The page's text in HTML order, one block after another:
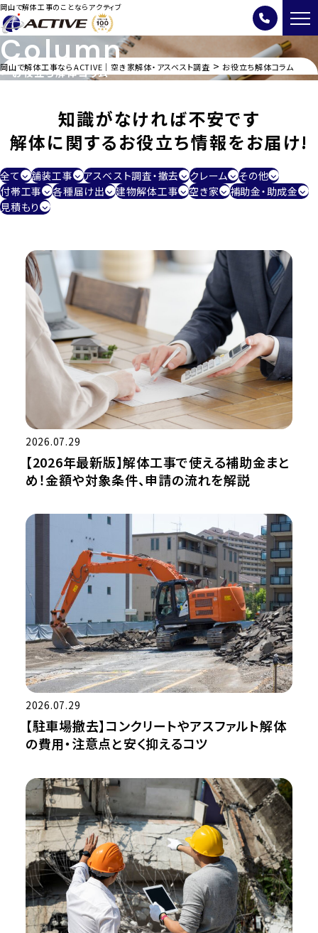
岡山で解体工事のことならアクティブ
Column
お役立ち解体コラム
岡山で解体工事ならACTIVE｜空き家解体・アスベスト調査 > お役立ち解体コラム
知識がなければ不安です
解体に関するお役立ち情報をお届け!
全て 舗装工事 アスベスト調査・撤去 クレーム
その他
付帯工事
各種届け出 建物解体工事 空き家
補助金・助成金
見積もり
2026.07.29
【2026年最新版】解体工事で使える補助金まと
め！金額や対象条件、申請の流れを解説
2026.07.29
【駐車場撤去】コンクリートやアスファルト解体
の費用・注意点と安く抑えるコツ